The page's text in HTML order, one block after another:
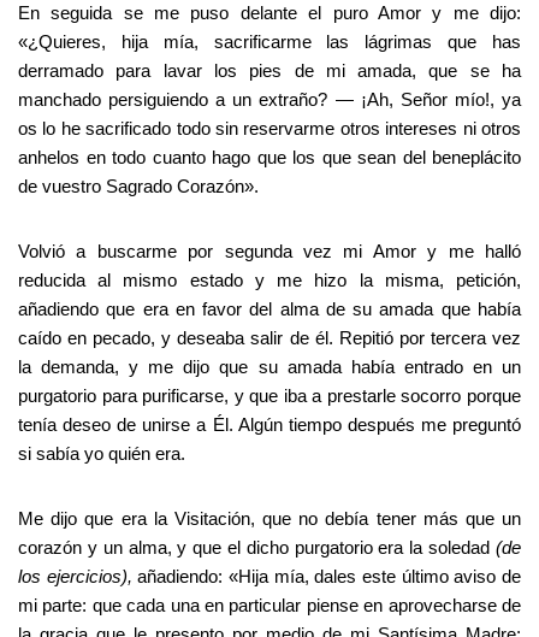
En seguida se me puso delante el puro Amor y me dijo:
«¿Quieres, hija mía, sacrificarme las lágrimas que has
derramado para lavar los pies de mi amada, que se ha
manchado persiguiendo a un extraño? — ¡Ah, Señor mío!, ya
os lo he sacrificado todo sin reservarme otros intereses ni otros
anhelos en todo cuanto hago que los que sean del beneplácito
de vuestro Sagrado Corazón».
Volvió a buscarme por segunda vez mi Amor y me halló
reducida al mismo estado y me hizo la misma, petición,
añadiendo que era en favor del alma de su amada que había
caído en pecado, y deseaba salir de él. Repitió por tercera vez
la demanda, y me dijo que su amada había entrado en un
purgatorio para purificarse, y que iba a prestarle socorro porque
tenía deseo de unirse a Él. Algún tiempo después me preguntó
si sabía yo quién era.
Me dijo que era la Visitación, que no debía tener más que un
corazón y un alma, y que el dicho purgatorio era la soledad (de
los ejercicios),añadiendo: «Hija mía, dales este último aviso de
mi parte: que cada una en particular piense en aprovecharse de